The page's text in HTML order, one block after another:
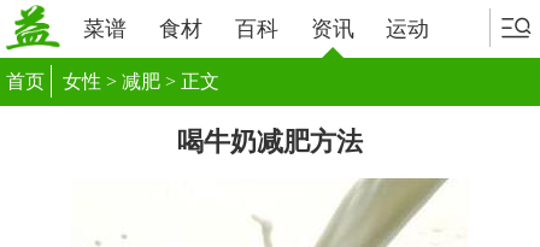
菜谱 食材 百科 资讯 运动
首页 女性 > 减肥 > 正文
喝牛奶减肥方法